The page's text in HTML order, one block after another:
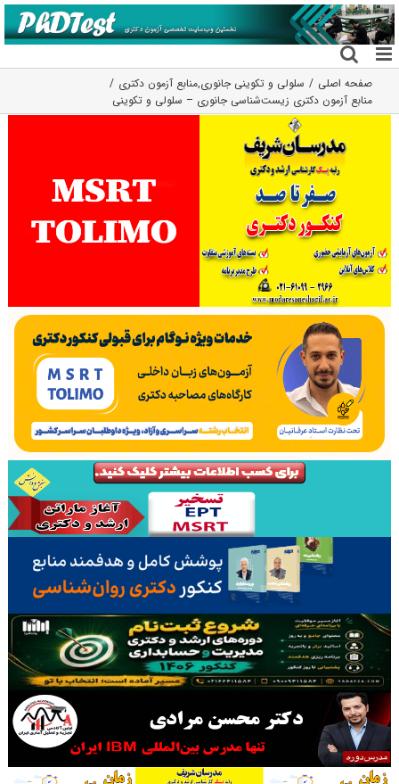
رفتن
به
محتوا
صفحه اصلی سلولی و تکوینی جانوری,منابع آزمون دکتری
منابع آزمون دکتری زیست‌شناسی جانوری – سلولی و تکوینی